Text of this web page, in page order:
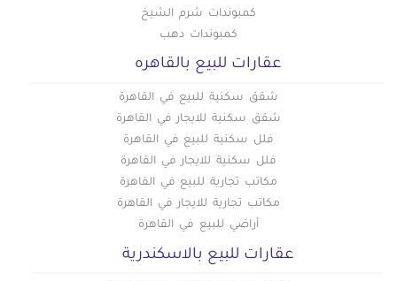
كمبوندات شرم الشيخ
كمبوندات دهب
عقارات للبيع بالقاهره
شقق سكنية للبيع في القاهرة
شقق سكنية للايجار في القاهرة
فلل سكنية للبيع في القاهرة
فلل سكنية للايجار في القاهرة
مكاتب تجارية للبيع في القاهرة
مكاتب تجارية للايجار في القاهرة
أراضي للبيع في القاهرة
عقارات للبيع بالاسكندرية